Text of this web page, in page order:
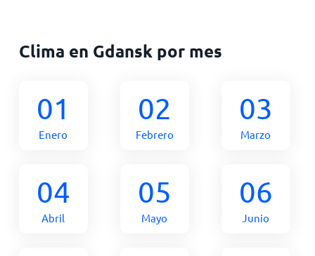
Clima en Gdansk por mes
01
Enero
02
Febrero
03
Marzo
04
Abril
05
Mayo
06
Junio